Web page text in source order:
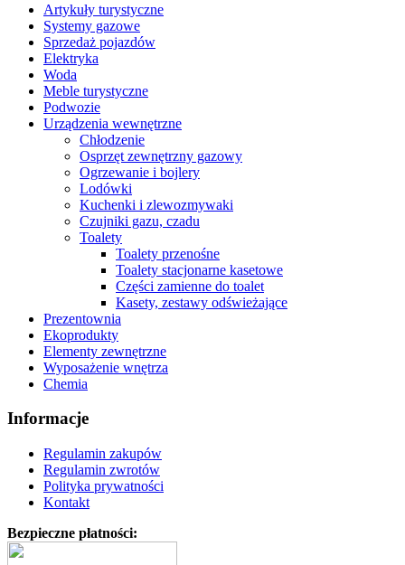
Artykuły turystyczne
Systemy gazowe
Sprzedaż pojazdów
Elektryka
Woda
Meble turystyczne
Podwozie
Urządzenia wewnętrzne
Chłodzenie
Osprzęt zewnętrzny gazowy
Ogrzewanie i bojlery
Lodówki
Kuchenki i zlewozmywaki
Czujniki gazu, czadu
Toalety
Toalety przenośne
Toalety stacjonarne kasetowe
Części zamienne do toalet
Kasety, zestawy odświeżające
Prezentownia
Ekoprodukty
Elementy zewnętrzne
Wyposażenie wnętrza
Chemia
Informacje
Regulamin zakupów
Regulamin zwrotów
Polityka prywatności
Kontakt
Bezpieczne płatności: